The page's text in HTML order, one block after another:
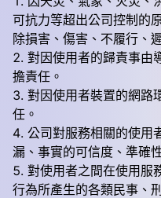
可抗力等超出公司控制的
除損害、傷害、不履行、
對因使用者的歸責事由
擔責任。
對因使用者裝置的網路
任。
公司對服務相關的使用
漏、事實的可信度、準確
對使用者之間在使用服
行為所產生的各類民事、